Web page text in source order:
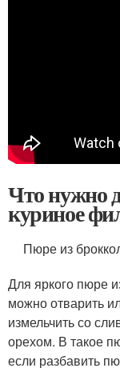
Что нужно
куриное
Пюре из
Для яркого пюре
можно отварить
измельчить со
орехом. В такое
если разбавить